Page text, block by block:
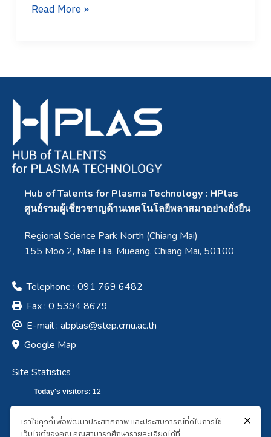
Read More »
Hub of Talents for Plasma Technology : HPlas
ศูนย์รวมผู้เชี่ยวชาญด้านเทคโนโลยีพลาสมาอย่างยั่งยืน
Regional Science Park North (Chiang Mai)
155 Moo 2, Mae Hia, Mueang, Chiang Mai, 50100
Telephone : 091 769 6482
Fax : 0 5394 8679
E-mail : abplas@step.cmu.ac.th
Google Map
Site Statistics
Today's visitors: 12
เราใช้คุกกี้เพื่อพัฒนาประสิทธิภาพ และประสบการณ์ที่ดีในการใช้
เว็บไซต์ของคุณ คุณสามารถศึกษารายละเอียดได้ที่